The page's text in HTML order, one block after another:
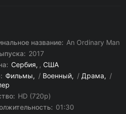
название: An Ordinary Man
2017
Сербия , США
Фильмы / Военный / Драма
/
HD (720p)
01:30